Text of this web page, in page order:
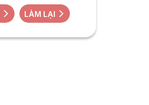
LÀM LẠI